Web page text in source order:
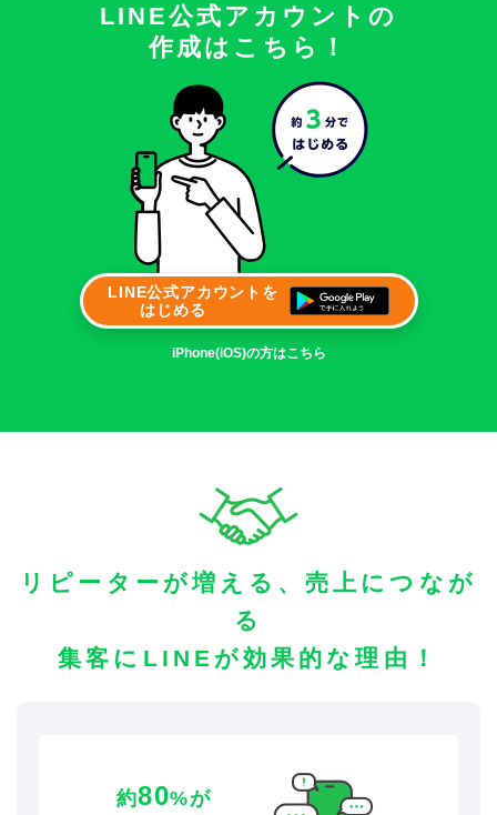
LINE公式アカウントの
作成はこちら！
LINE公式アカウントを
はじめる
iPhone(iOS)の方はこちら
リピーターが増える、売上につなが
る
集客にLINEが効果的な理由！
約80%が